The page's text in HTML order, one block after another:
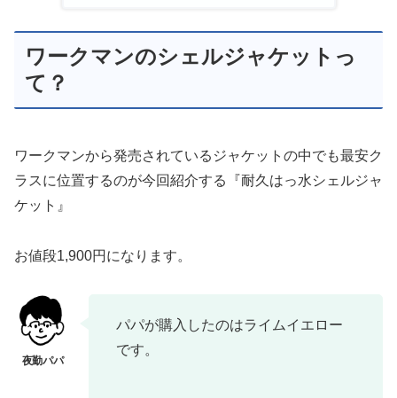
ワークマンのシェルジャケットっ
て？
ワークマンから発売されているジャケットの中でも最安ク
ラスに位置するのが今回紹介する『耐久はっ水シェルジャ
ケット』
お値段1,900円になります。
パパが購入したのはライムイエロー
です。